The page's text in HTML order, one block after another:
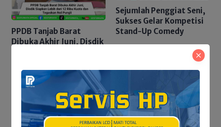
PPDB Tanjab Barat
Dibuka Akhir Juni, Disdik
Tegaskan Nol Pungli
Sejumlah Penggiat Seni,
Sukses Gelar Kompetisi
Stand-Up Comedy